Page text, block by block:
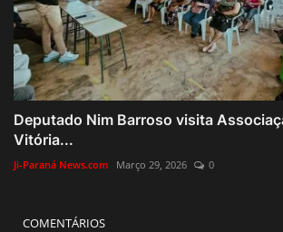
Deputado Nim Barroso visita
Vitória...
Ji-Paraná News.com Março 29, 2026 0
COMENTÁRIOS